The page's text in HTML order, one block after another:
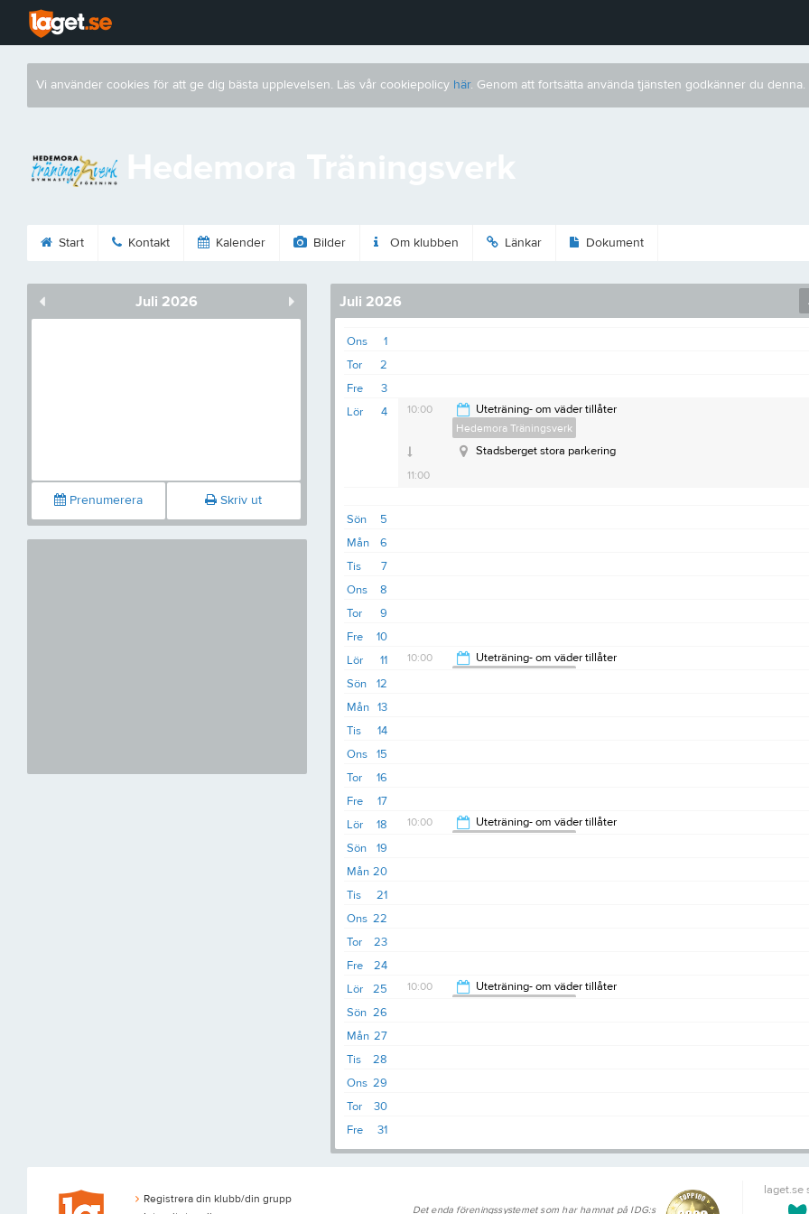
Vi använder cookies för att ge dig bästa upplevelsen. Läs vår cookiepolicy här. Genom att fortsätta använda tjänsten godkänner du denna.
Start Kontakt Kalender Bilder Om klubben Länkar Dokument
Juli 2026
Prenumerera Skriv ut
Juli 2026
1
Ons
2
Tor
3
Fre
4
Lör 10:00
Uteträning- om väder tillåter
Hedemora Träningsverk
11:00
Stadsberget stora parkering
5
Sön
6
Mån
7
Tis
8
Ons
9
Tor
10
Fre
11
Lör 10:00
Uteträning- om väder tillåter
12
Sön
13
Mån
14
Tis
15
Ons
16
Tor
17
Fre
18
Lör 10:00
Uteträning- om väder tillåter
19
Sön
20
Mån
21
Tis
22
Ons
23
Tor
24
Fre
25
Lör 10:00
Uteträning- om väder tillåter
26
Sön
27
Mån
28
Tis
29
Ons
30
Tor
31
Fre
Registrera din klubb/din grupp
laget.se
Det enda föreningssystemet som har hamnat på IDG:s